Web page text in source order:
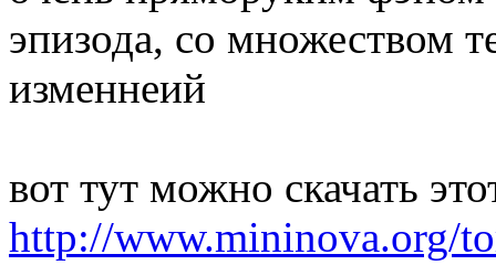
эпизода, со множеством
изменнеий
вот тут можно скачать
http://www.mininova.org/